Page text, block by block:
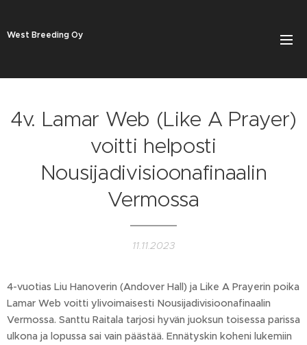
West Breeding Oy
4v. Lamar Web (Like A Prayer)
voitti helposti
Nousijadivisioonafinaalin
Vermossa
11.11.2023
4-vuotias Liu Hanoverin (Andover Hall) ja Like A Prayerin poika
Lamar Web voitti ylivoimaisesti Nousijadivisioonafinaalin
Vermossa. Santtu Raitala tarjosi hyvän juoksun toisessa parissa
ulkona ja lopussa sai vain päästää. Ennätyskin koheni lukemiin